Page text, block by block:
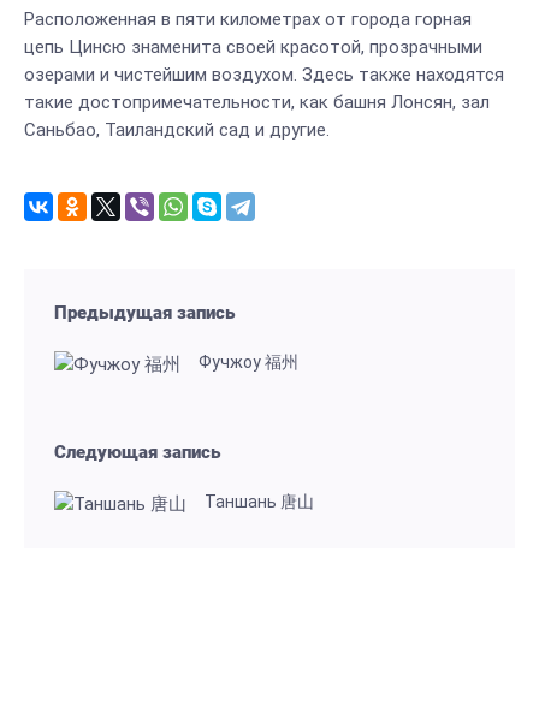
Расположенная в пяти километрах от города горная
цепь Цинсю знаменита своей красотой, прозрачными
озерами и чистейшим воздухом. Здесь также находятся
такие достопримечательности, как башня Лонсян, зал
Саньбао, Таиландский сад и другие.
Предыдущая запись
Фучжоу 福州
Следующая запись
Таншань 唐山